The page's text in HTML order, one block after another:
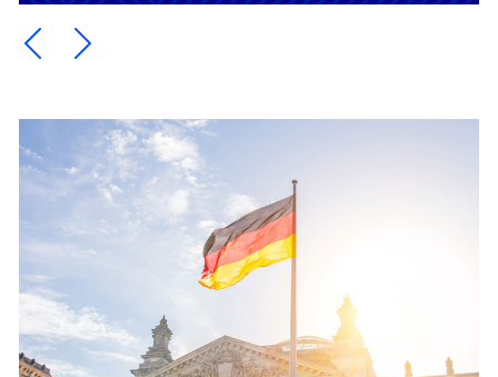
Ein Element zurück blättern
Ein Element weiter blättern